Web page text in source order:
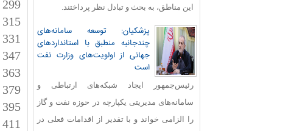
این مناطق، به بحث و تبادل نظر پرداختند.
پزشکیان: توسعه سامانه‌های
چندجانبه منطبق با استانداردهای
جهانی از اولویت‌های وزارت نفت
است
رئیس‌جمهور ایجاد شبکه‌های ارتباطی و
سامانه‌های مدیریتی یکپارچه در حوزه نفت و گاز
را الزامی خواند و با تقدیر از اقدامات فعلی در
299
315
331
347
363
379
395
411